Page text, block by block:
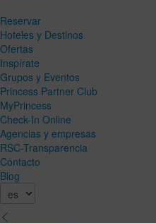
Reservar
Hoteles y Destinos
Ofertas
Inspírate
Grupos y Eventos
Princess Partner Club
MyPrincess
Check-In Online
Agencias y empresas
RSC-Transparencia
Contacto
Blog